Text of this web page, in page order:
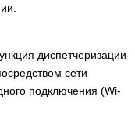
01HT
01ST
22UT 2
диспетчеризации
сети
подключения (Wi-